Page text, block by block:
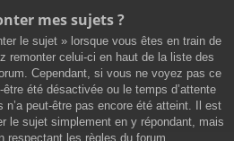
mes sujets ?
le sujet » lorsque vous êtes en train de
remonter celui-ci en haut de la liste des
Cependant, si vous ne voyez pas ce
été désactivée ou le temps d’attente
n’a peut-être pas encore été atteint. Il est
le sujet simplement en y répondant, mais
les règles du forum.